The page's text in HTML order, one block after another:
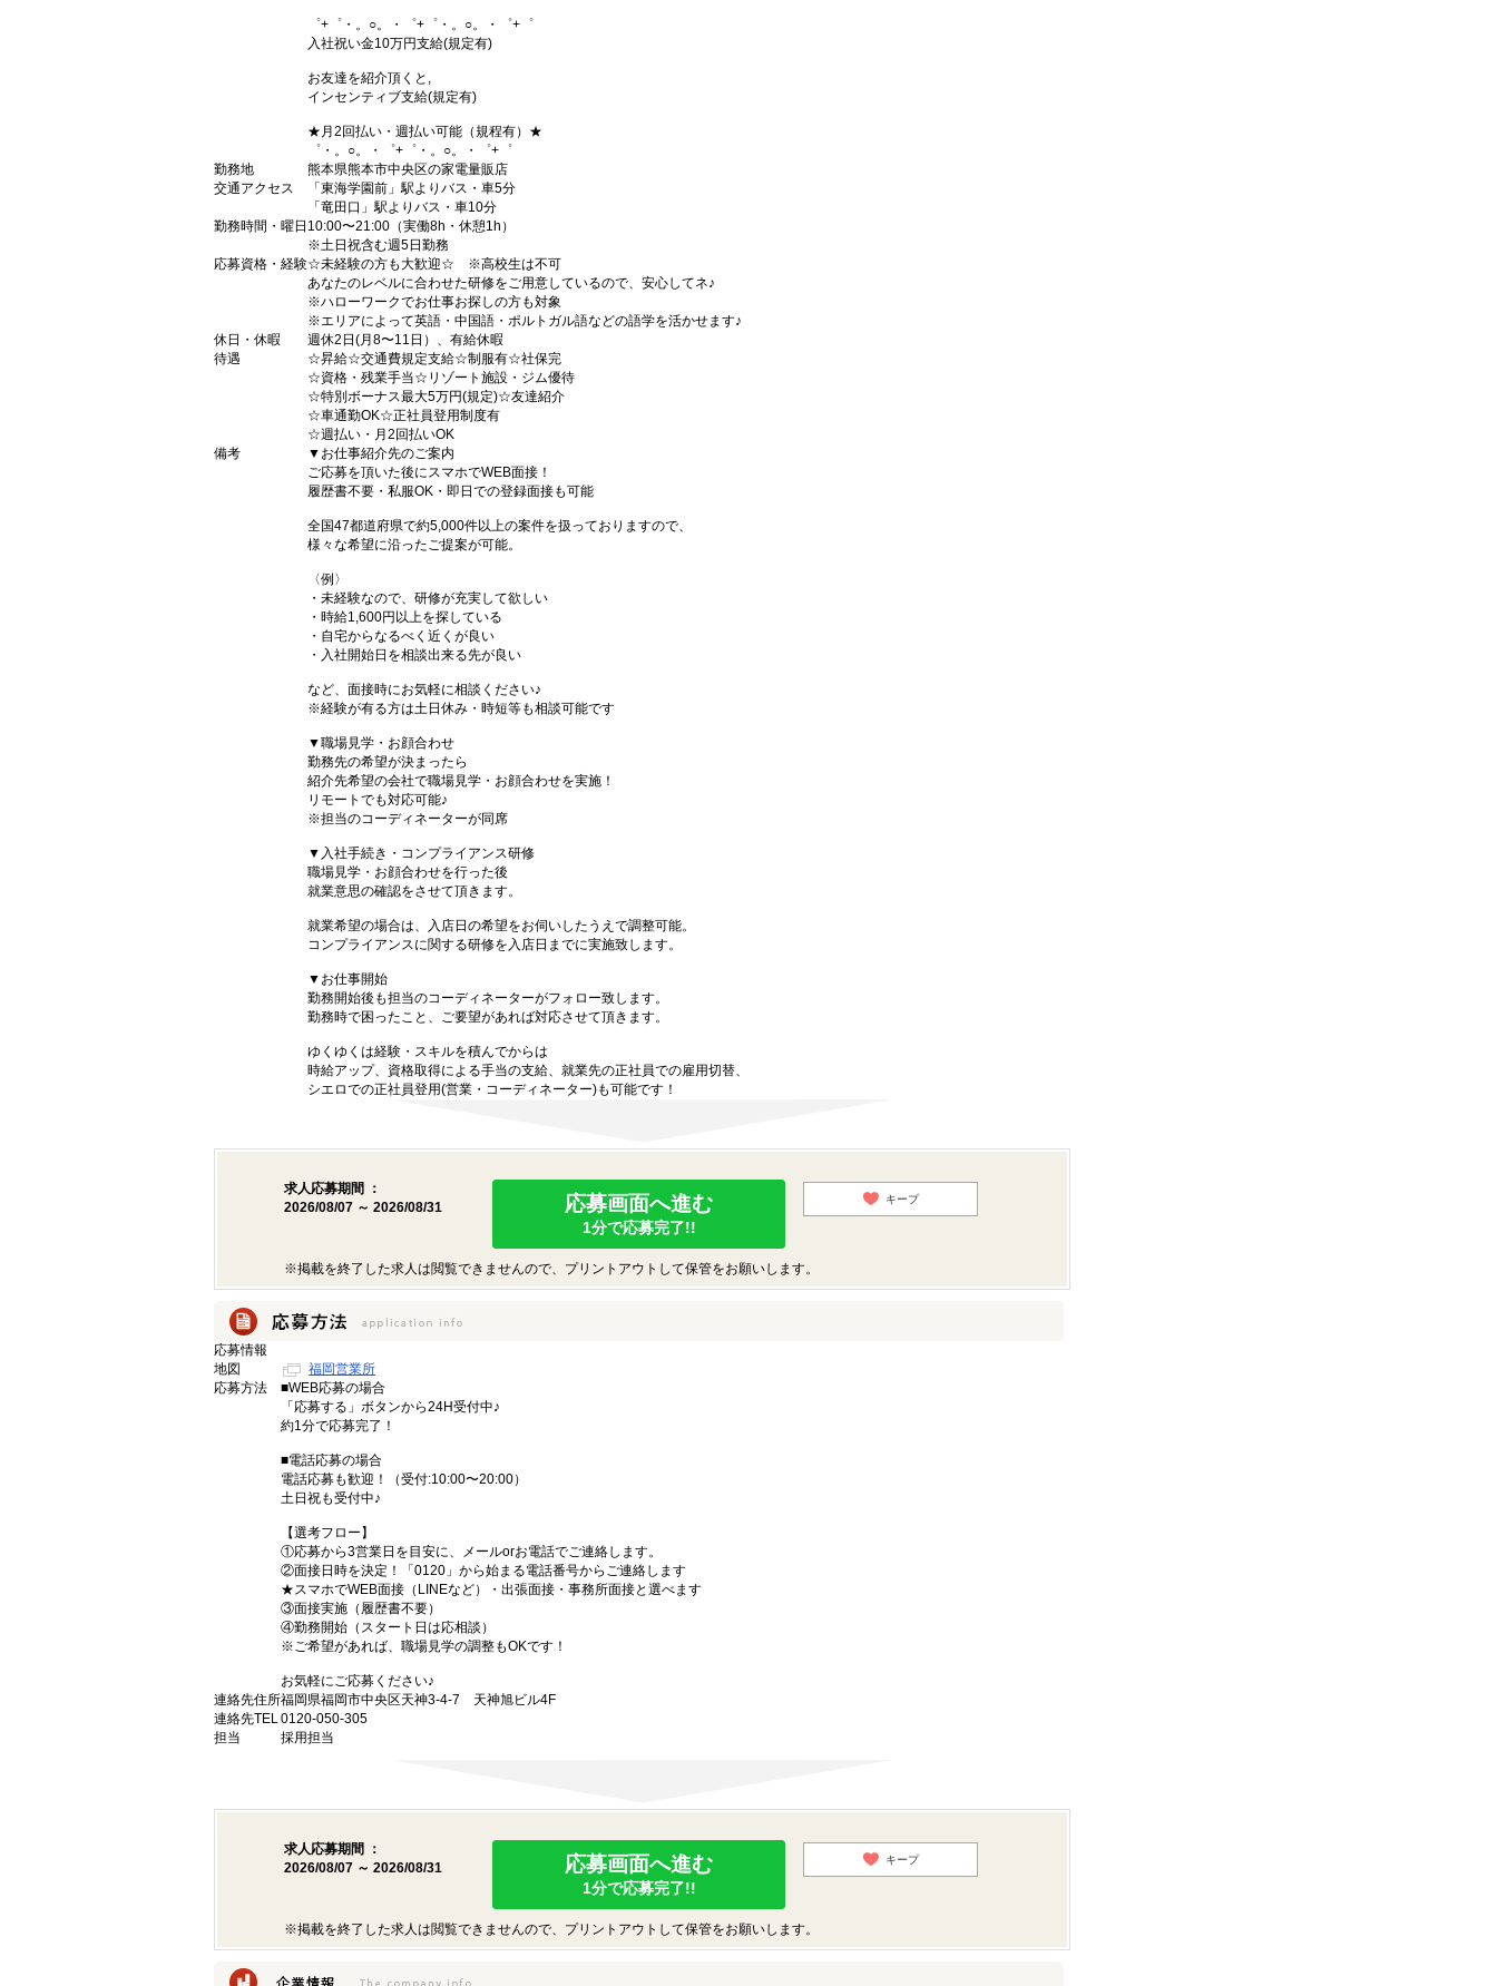
゜+゜・。○。・゜+゜・。○。・゜+゜
入社祝い金10万円支給(規定有)
お友達を紹介頂くと,
インセンティブ支給(規定有)
★月2回払い・週払い可能（規程有）★
゜・。○。・゜+゜・。○。・゜+゜
勤務地
熊本県熊本市中央区の家電量販店
交通アクセス
「東海学園前」駅よりバス・車5分
「竜田口」駅よりバス・車10分
勤務時間・曜日 10:00〜21:00（実働8h・休憩1h）
※土日祝含む週5日勤務
応募資格・経験☆未経験の方も大歓迎☆ ※高校生は不可
あなたのレベルに合わせた研修をご用意しているので、安心してネ♪
※ハローワークでお仕事お探しの方も対象
※エリアによって英語・中国語・ポルトガル語などの語学を活かせます♪
休日・休暇
週休2日(月8〜11日）、有給休暇
待遇
☆昇給☆交通費規定支給☆制服有☆社保完
☆資格・残業手当☆リゾート施設・ジム優待
☆特別ボーナス最大5万円(規定)☆友達紹介
☆車通勤OK☆正社員登用制度有
☆週払い・月2回払いOK
備考
▼お仕事紹介先のご案内
ご応募を頂いた後にスマホでWEB面接！
履歴書不要・私服OK・即日での登録面接も可能
全国47都道府県で約5,000件以上の案件を扱っておりますので、
様々な希望に沿ったご提案が可能。
〈例〉
・未経験なので、研修が充実して欲しい
・時給1,600円以上を探している
・自宅からなるべく近くが良い
・入社開始日を相談出来る先が良い
など、面接時にお気軽に相談ください♪
※経験が有る方は土日休み・時短等も相談可能です
▼職場見学・お顔合わせ
勤務先の希望が決まったら
紹介先希望の会社で職場見学・お顔合わせを実施！
リモートでも対応可能♪
※担当のコーディネーターが同席
▼入社手続き・コンプライアンス研修
職場見学・お顔合わせを行った後
就業意思の確認をさせて頂きます。
就業希望の場合は、入店日の希望をお伺いしたうえで調整可能。
コンプライアンスに関する研修を入店日までに実施致します。
▼お仕事開始
勤務開始後も担当のコーディネーターがフォロー致します。
勤務時で困ったこと、ご要望があれば対応させて頂きます。
ゆくゆくは経験・スキルを積んでからは
時給アップ、資格取得による手当の支給、就業先の正社員での雇用切替、
シエロでの正社員登用(営業・コーディネーター)も可能です！
求人応募期間 ：
2026/08/07 ～ 2026/08/31
応募画面へ進む
1分で応募完了!!
キープ
※掲載を終了した求人は閲覧できませんので、プリントアウトして保管をお願いします。
応募情報
地図
福岡営業所
応募方法
■WEB応募の場合
「応募する」ボタンから24H受付中♪
約1分で応募完了！
■電話応募の場合
電話応募も歓迎！（受付:10:00〜20:00）
土日祝も受付中♪
【選考フロー】
①応募から3営業日を目安に、メールorお電話でご連絡します。
②面接日時を決定！「0120」から始まる電話番号からご連絡します
★スマホでWEB面接（LINEなど）・出張面接・事務所面接と選べます
③面接実施（履歴書不要）
④勤務開始（スタート日は応相談）
※ご希望があれば、職場見学の調整もOKです！
お気軽にご応募ください♪
連絡先住所福岡県福岡市中央区天神3-4-7 天神旭ビル4F
連絡先TEL0120-050-305
担当
採用担当
求人応募期間 ：
2026/08/07 ～ 2026/08/31
応募画面へ進む
1分で応募完了!!
キープ
※掲載を終了した求人は閲覧できませんので、プリントアウトして保管をお願いします。